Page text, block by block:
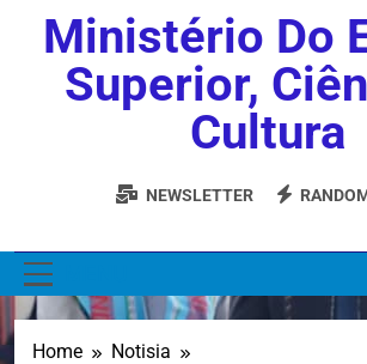
Ministério Do
Superior,
Cultura
NEWSLETTER
Home
Notisia